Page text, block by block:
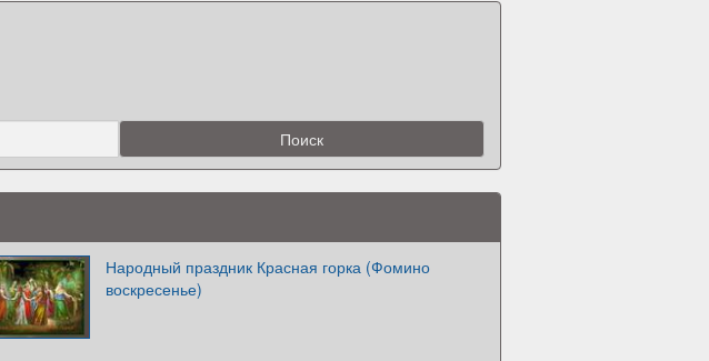
Народный праздник Красная горка (Фомино
воскресенье)